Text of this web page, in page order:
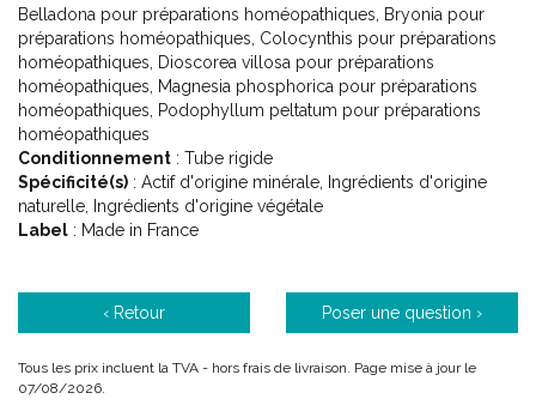
Belladona pour préparations homéopathiques, Bryonia pour
préparations homéopathiques, Colocynthis pour préparations
homéopathiques, Dioscorea villosa pour préparations
homéopathiques, Magnesia phosphorica pour préparations
homéopathiques, Podophyllum peltatum pour préparations
homéopathiques
Conditionnement : Tube rigide
Spécificité(s) : Actif d'origine minérale, Ingrédients d'origine
naturelle, Ingrédients d'origine végétale
Label : Made in France
‹ Retour Poser une question ›
Tous les prix incluent la TVA - hors frais de livraison. Page mise à jour le
07/08/2026.